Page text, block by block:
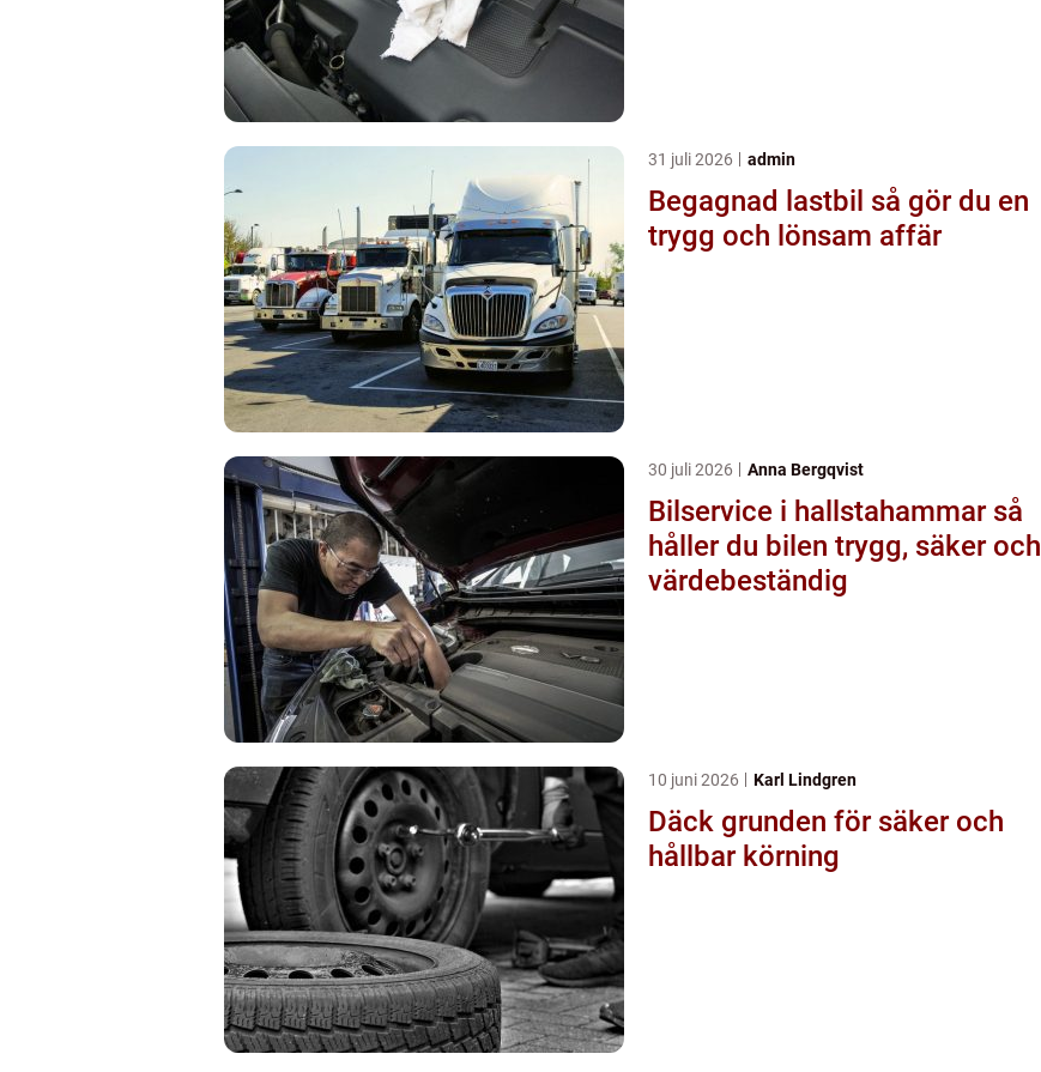
31 juli 2026 admin
Begagnad lastbil så gör du en
trygg och lönsam affär
30 juli 2026 Anna Bergqvist
Bilservice i hallstahammar så
håller du bilen trygg, säker och
värdebeständig
10 juni 2026 Karl Lindgren
Däck grunden för säker och
hållbar körning